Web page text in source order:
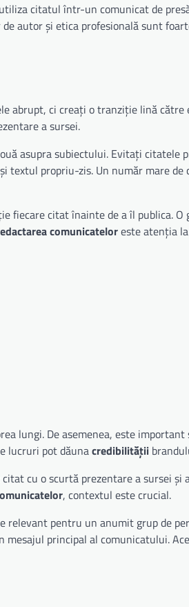
citatul într-un comunicat de
autor și etica profesională sunt
abrupt, ci creați o tranziție lină către
a sursei.
asupra subiectului. Evitați citatele
propriu-zis. Un număr mare de
fiecare citat înainte de a îl publica.
comunicateloreste atenția
lungi. De asemenea, este
lucruri pot dăunacredibilității
cu o scurtă prezentare a sursei și
, contextul este crucial.
pentru un anumit grup de
principal al comunicatului.